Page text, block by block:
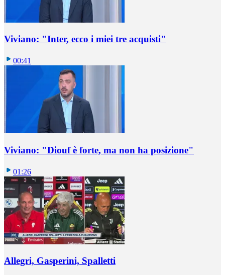
Viviano: "Inter, ecco i miei tre acquisti"
00:41
Viviano: "Diouf è forte, ma non ha posizione"
01:26
Allegri, Gasperini, Spalletti